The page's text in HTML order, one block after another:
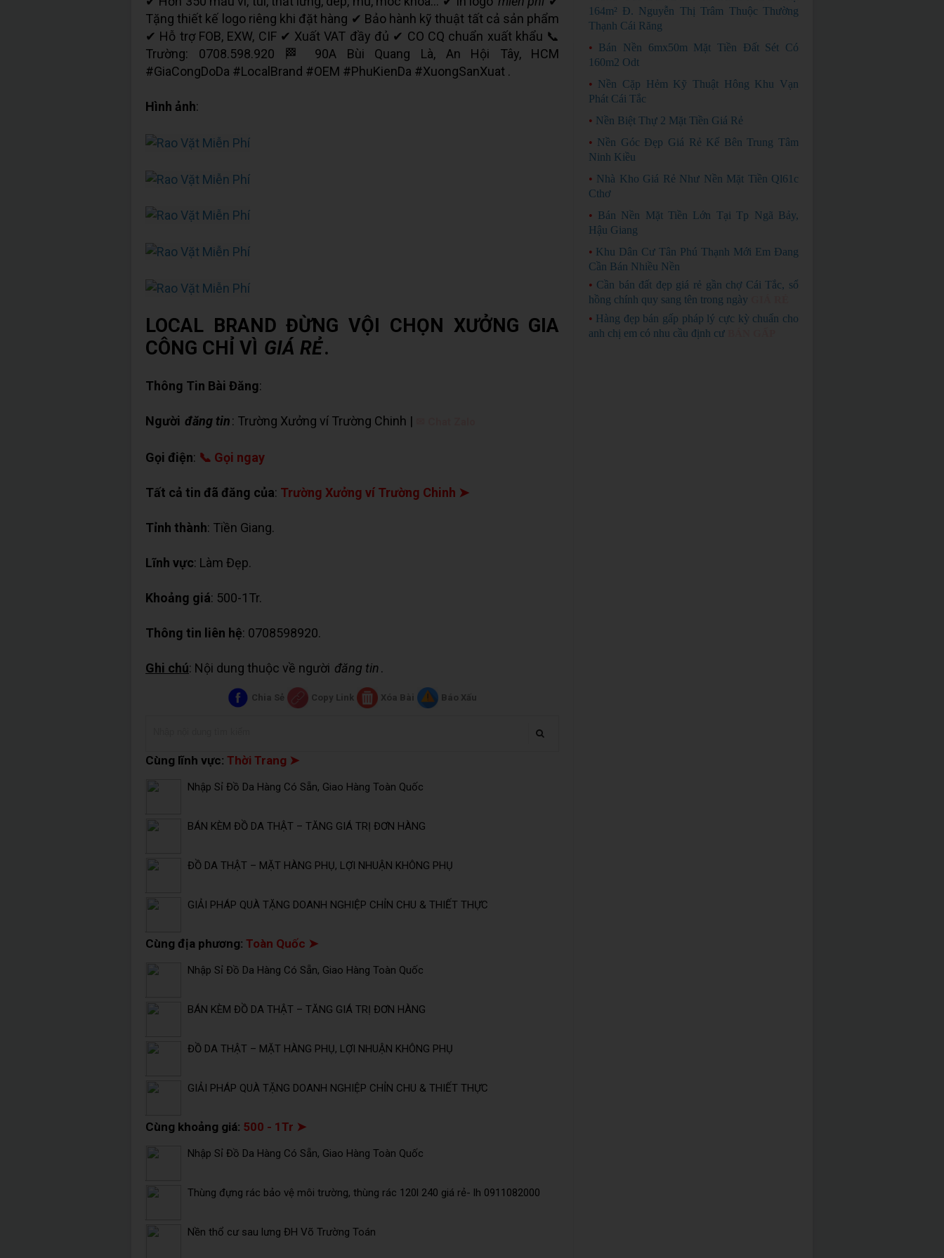
Tặng thiết kế logo riêng khi đặt hàng ✔ Bảo hành kỹ thuật tất cả sản phẩm
✔ Hỗ trợ FOB, EXW, CIF ✔ Xuất VAT đầy đủ ✔ CO CQ chuẩn xuất khẩu 📞
Trường: 0708.598.920 🏁 90A Bùi Quang Là, An Hội Tây, HCM
#GiaCongDoDa #LocalBrand #OEM #PhuKienDa #XuongSanXuat .
Hình ảnh:
LOCAL BRAND ĐỪNG VỘI CHỌN XƯỞNG GIA
CÔNG CHỈ VÌ GIÁ RẺ.
Thông Tin Bài Đăng:
Người đăng tin: Trường Xưởng ví Trường Chinh |
Gọi điện: 📞 Gọi ngay
Tất cả tin đã đăng của: Trường Xưởng ví Trường Chinh ➤
Tỉnh thành: Tiền Giang.
Lĩnh vực: Làm Đẹp.
Khoảng giá: 500-1Tr.
Thông tin liên hệ: 0708598920.
Ghi chú: Nội dung thuộc về người đăng tin.
Chia Sẻ Copy Link Xóa Bài Báo Xấu
Cùng lĩnh vực: Thời Trang ➤
Nhập Sỉ Đồ Da Hàng Có Sẵn, Giao Hàng Toàn Quốc
BÁN KÈM ĐỒ DA THẬT – TĂNG GIÁ TRỊ ĐƠN HÀNG
ĐỒ DA THẬT – MẶT HÀNG PHỤ, LỢI NHUẬN KHÔNG PHỤ
GIẢI PHÁP QUÀ TẶNG DOANH NGHIỆP CHỈN CHU & THIẾT THỰC
Cùng địa phương: Toàn Quốc ➤
Nhập Sỉ Đồ Da Hàng Có Sẵn, Giao Hàng Toàn Quốc
BÁN KÈM ĐỒ DA THẬT – TĂNG GIÁ TRỊ ĐƠN HÀNG
ĐỒ DA THẬT – MẶT HÀNG PHỤ, LỢI NHUẬN KHÔNG PHỤ
GIẢI PHÁP QUÀ TẶNG DOANH NGHIỆP CHỈN CHU & THIẾT THỰC
Cùng khoảng giá: 500 - 1Tr ➤
Nhập Sỉ Đồ Da Hàng Có Sẵn, Giao Hàng Toàn Quốc
Thùng đựng rác bảo vệ môi trường, thùng rác 120l 240 giá rẻ- lh 0911082000
Nền thổ cư sau lưng ĐH Võ Trường Toán
164m² Đ. Nguyễn Thị Trâm Thuộc Thường
Thạnh Cái Răng
• Bán Nền 6mx50m Mặt Tiền Đất Sét Có
160m2 Odt
• Nền Cặp Hẻm Kỹ Thuật Hông Khu Vạn
Phát Cái Tắc
• Nền Biệt Thự 2 Mặt Tiền Giá Rẻ
• Nền Góc Đẹp Giá Rẻ Kế Bên Trung Tâm
Ninh Kiều
• Nhà Kho Giá Rẻ Như Nền Mặt Tiền Ql61c
Cthơ
• Bán Nền Mặt Tiền Lớn Tại Tp Ngã Bảy,
Hậu Giang
• Khu Dân Cư Tân Phú Thạnh Mới Em Đang
Cần Bán Nhiều Nền
• Cần bán đất đẹp giá rẻ gần chợ Cái Tắc, sổ
hồng chính quy sang tên trong ngày
• Hàng đẹp bán gấp pháp lý cực kỳ chuẩn cho
anh chị em có nhu cầu định cư